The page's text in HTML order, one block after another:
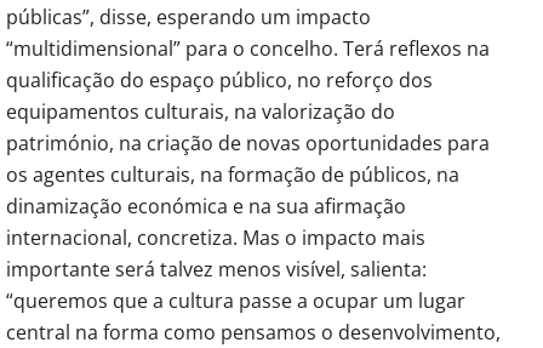
públicas”, disse, esperando um impacto
“multidimensional” para o concelho. Terá reflexos na
qualificação do espaço público, no reforço dos
equipamentos culturais, na valorização do
património, na criação de novas oportunidades para
os agentes culturais, na formação de públicos, na
dinamização económica e na sua afirmação
internacional, concretiza. Mas o impacto mais
importante será talvez menos visível, salienta:
“queremos que a cultura passe a ocupar um lugar
central na forma como pensamos o desenvolvimento,